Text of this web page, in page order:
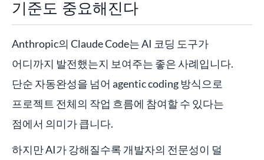
기준도 중요해진다
Anthropic의 Claude Code는 AI 코딩 도구가
어디까지 발전했는지 보여주는 좋은 사례입니다.
단순 자동완성을 넘어 agentic coding 방식으로
프로젝트 전체의 작업 흐름에 참여할 수 있다는
점에서 의미가 큽니다.
하지만 AI가 강해질수록 개발자의 전문성이 덜